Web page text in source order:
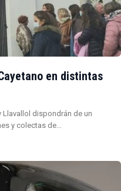
en distintas
Llavallol dispondrán de un
y colectas de…